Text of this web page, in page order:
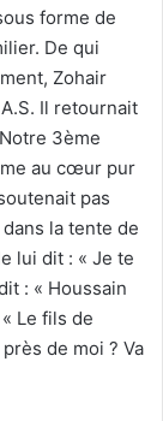
forme de
De qui
Zohair
A.S. Il retournait
3ème
au cœur pur
pas
la tente de
lui dit : « Je te
: « Houssain
Le fils de
de moi ? Va